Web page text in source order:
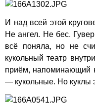
И над всей этой
Не ангел. Не бес.
всё поняла, но не
кукольный театр
приём, напоминающий
— кукольные. Но куклы